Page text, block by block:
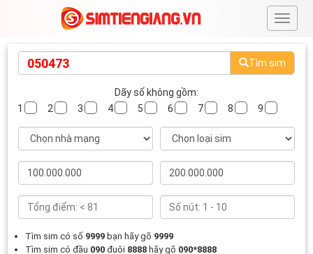
#
Tìm sim
Dãy số không gồm:
1
2 3 4 5 6 7 8 9
Tìm sim có số 9999 bạn hãy gõ 9999
Tìm sim có đầu 090 đuôi 8888 hãy gõ 090*8888